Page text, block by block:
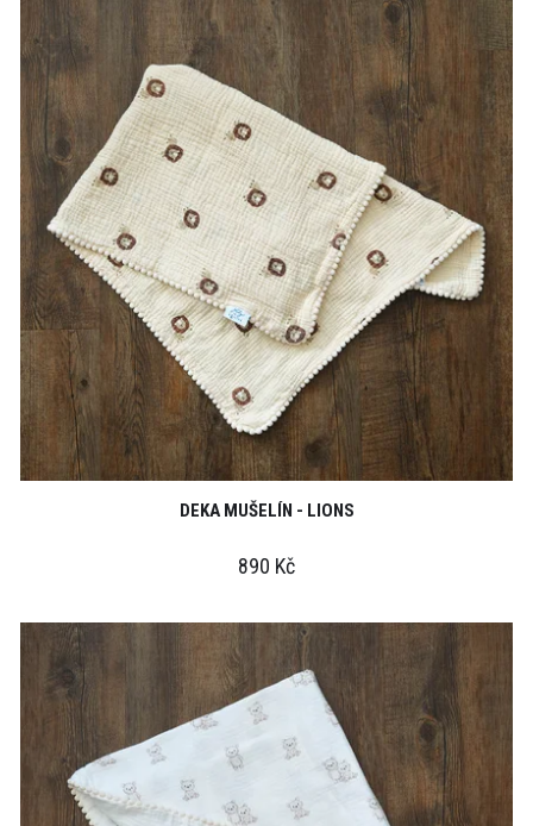
DEKA MUŠELÍN - LIONS
890 Kč